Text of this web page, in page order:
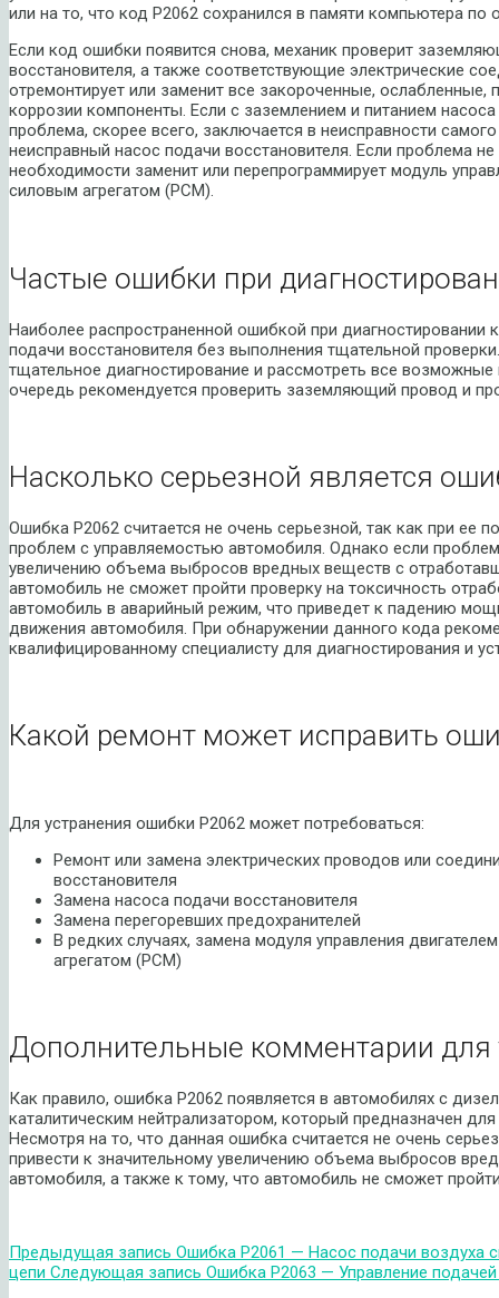
или на то, что код P2062 сохранился в памяти компьютера по
Если код ошибки появится снова, механик проверит
восстановителя, а также соответствующие электрические
отремонтирует или заменит все закороченные,
коррозии компоненты. Если с заземлением и питанием
проблема, скорее всего, заключается в неисправности
неисправный насос подачи восстановителя. Если проблема
необходимости заменит или перепрограммирует модуль
силовым агрегатом (PCM).
Частые ошибки при
Наиболее распространенной ошибкой при диагностировании
подачи восстановителя без выполнения тщательной
тщательное диагностирование и рассмотреть все
очередь рекомендуется проверить заземляющий провод и
Насколько серьезной является
Ошибка P2062 считается не очень серьезной, так как при ее
проблем с управляемостью автомобиля. Однако если
увеличению объема выбросов вредных веществ с
автомобиль не сможет пройти проверку на токсичность
автомобиль в аварийный режим, что приведет к падению
движения автомобиля. При обнаружении данного кода
квалифицированному специалисту для диагностирования и
Какой ремонт может исправить
Для устранения ошибки P2062 может потребоваться:
Ремонт или замена электрических проводов или
восстановителя
Замена насоса подачи восстановителя
Замена перегоревших предохранителей
В редких случаях, замена модуля управления
агрегатом (PCM)
Дополнительные комментарии для
Как правило, ошибка P2062 появляется в автомобилях с
каталитическим нейтрализатором, который предназначен
Несмотря на то, что данная ошибка считается не очень
привести к значительному увеличению объема выбросов
автомобиля, а также к тому, что автомобиль не сможет
Предыдущая запись Ошибка P2061 — Насос подачи воздуха
цепи Следующая запись Ошибка P2063 — Управление